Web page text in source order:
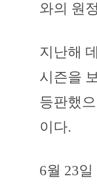
와의 원
지난해
시즌을
등판했
이다.
6월 23